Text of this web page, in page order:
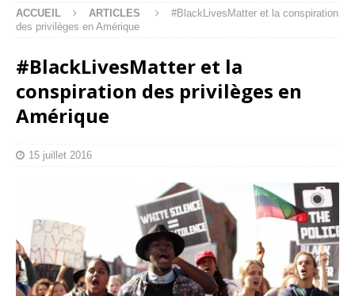
ACCUEIL ARTICLES
#BlackLivesMatter et la conspiration
des privilèges en Amérique
#BlackLivesMatter et la
conspiration des privilèges en
Amérique
15 juillet 2016